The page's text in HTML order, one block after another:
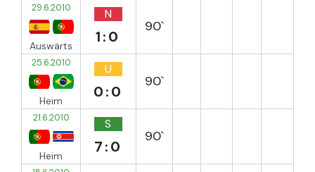
29.6.2010
Auswärts
N
1:0
90`
25.6.2010
Heim
U
0:0
90`
21.6.2010
Heim
S
7:0
90`